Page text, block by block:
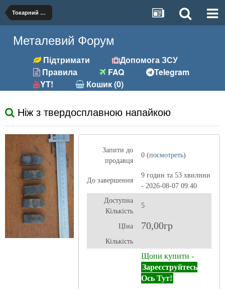
Токарний (різці, вставки)
Металевий Форум
Підтримати
Допомога ЗСУ
Правила
FAQ
Telegram
YT!
Кошик (0)
Ніж з твердосплавною напайкою
Запити до
продавця
0 (посмотреть)
До завершення
9 годин та 53 хвилини
- 2026-08-07 09:40
Доступна
Кількість
5
ЦІна 70,00гр
Кількість
Щопи купити -
Зареєструйтесь
Ось Тут!